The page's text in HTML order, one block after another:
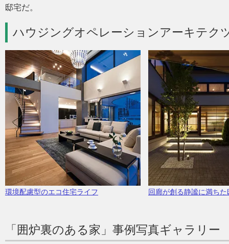
邸宅だ。
ハウジングオペレーションアーキテク
環境配慮型のエコ住宅ライフ 回廊が創る静謐に満ちた
「囲炉裏のある家」事例写真ギャラリー